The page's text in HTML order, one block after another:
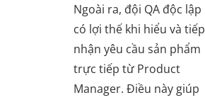
Ngoài ra, đội QA độc lập
có lợi thế khi hiểu và tiếp
nhận yêu cầu sản phẩm
trực tiếp từ Product
Manager. Điều này giúp